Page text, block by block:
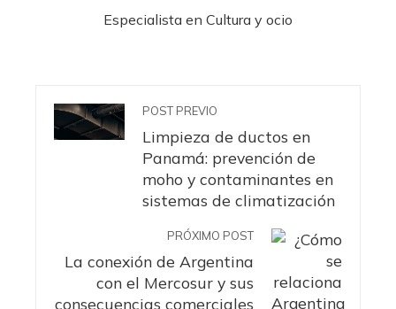
Especialista en Cultura y ocio
POST PREVIO
Limpieza de ductos en
Panamá: prevención de
moho y contaminantes en
sistemas de climatización
PRÓXIMO POST
La conexión de Argentina
con el Mercosur y sus
consecuencias comerciales